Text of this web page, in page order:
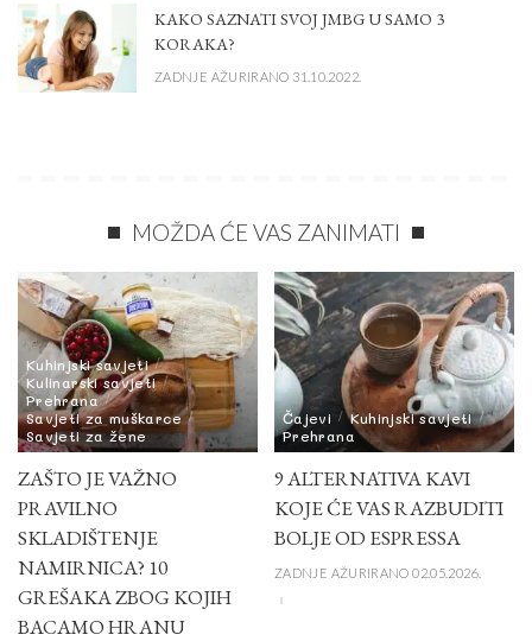
KAKO SAZNATI SVOJ JMBG U SAMO 3
KORAKA?
ZADNJE AŽURIRANO 31.10.2022.
MOŽDA ĆE VAS ZANIMATI
Kuhinjski savjeti
Kulinarski savjeti
Prehrana
Savjeti za muškarce
Savjeti za žene
ZAŠTO JE VAŽNO
PRAVILNO
SKLADIŠTENJE
NAMIRNICA? 10
GREŠAKA ZBOG KOJIH
BACAMO HRANU
Čajevi
Kuhinjski savjeti
Prehrana
9 ALTERNATIVA KAVI
KOJE ĆE VAS RAZBUDITI
BOLJE OD ESPRESSA
ZADNJE AŽURIRANO 02.05.2026.